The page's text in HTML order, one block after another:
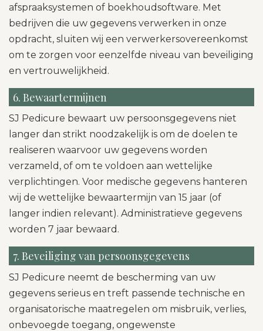
afspraaksystemen of boekhoudsoftware. Met
bedrijven die uw gegevens verwerken in onze
opdracht, sluiten wij een verwerkersovereenkomst
om te zorgen voor eenzelfde niveau van beveiliging
en vertrouwelijkheid.
6. Bewaartermijnen
SJ Pedicure bewaart uw persoonsgegevens niet
langer dan strikt noodzakelijk is om de doelen te
realiseren waarvoor uw gegevens worden
verzameld, of om te voldoen aan wettelijke
verplichtingen. Voor medische gegevens hanteren
wij de wettelijke bewaartermijn van 15 jaar (of
langer indien relevant). Administratieve gegevens
worden 7 jaar bewaard.
7. Beveiliging van persoonsgegevens
SJ Pedicure neemt de bescherming van uw
gegevens serieus en treft passende technische en
organisatorische maatregelen om misbruik, verlies,
onbevoegde toegang, ongewenste